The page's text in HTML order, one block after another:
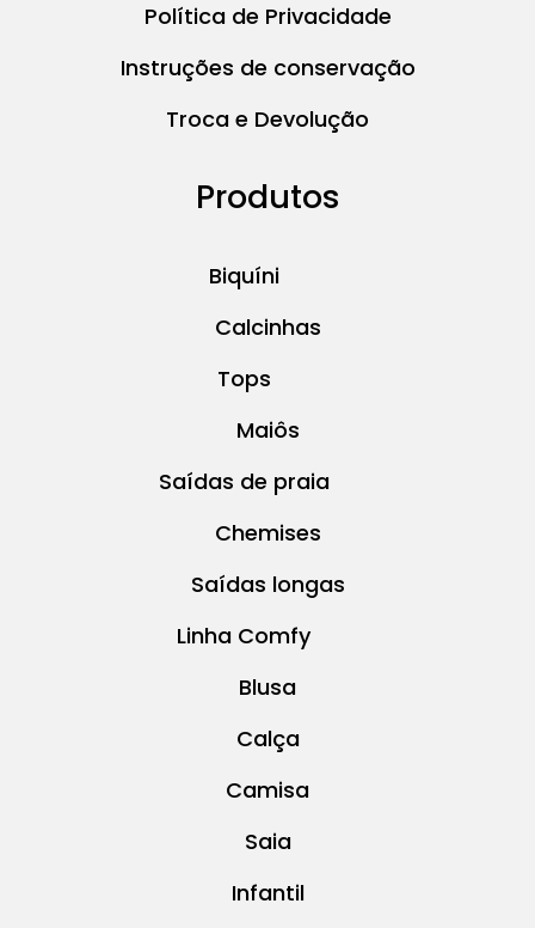
Política de Privacidade
Instruções de conservação
Troca e Devolução
Produtos
Biquíni
Calcinhas
Tops
Maiôs
Saídas de praia
Chemises
Saídas longas
Linha Comfy
Blusa
Calça
Camisa
Saia
Infantil